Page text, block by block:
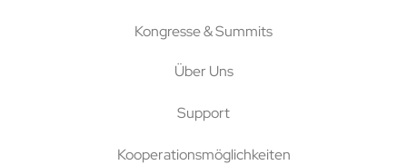
Kongresse & Summits
Über Uns
Support
Kooperationsmöglichkeiten